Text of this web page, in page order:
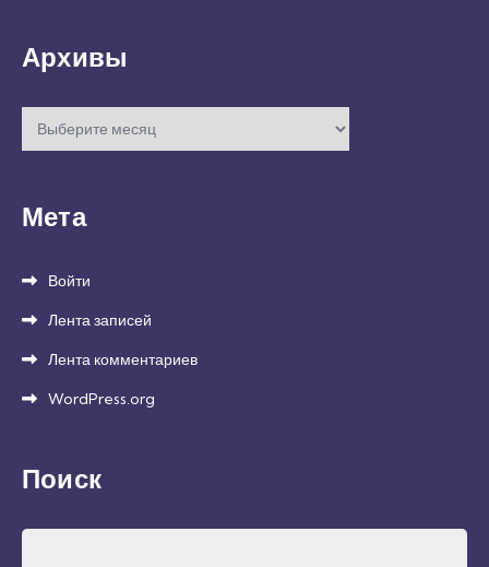
Архивы
Архивы
Мета
Войти
Лента записей
Лента комментариев
WordPress.org
Поиск